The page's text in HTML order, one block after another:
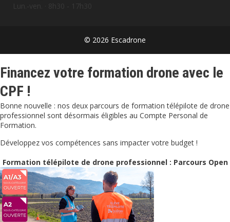
Lun.-ven. · 8h30 - 17h30
© 2026 Escadrone
Financez votre formation drone avec le
CPF !
Bonne nouvelle : nos deux parcours de formation télépilote de drone
professionnel sont désormais éligibles au Compte Personal de
Formation.
Développez vos compétences sans impacter votre budget !
Formation télépilote de drone professionnel : Parcours Open